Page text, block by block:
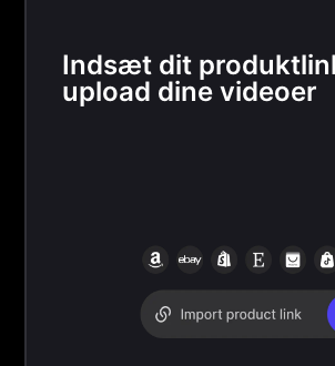
Indsæt dit
upload dine videoer